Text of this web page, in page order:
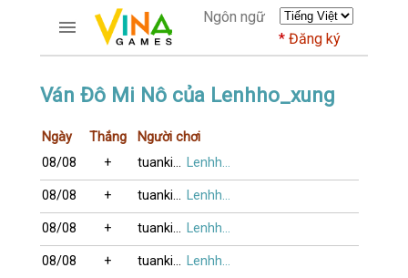
Ngôn ngữ
Đăng ký
TRƯƠNG MỤC
Đăng ký
Thành viên mới
Cách dùng
Hỏi đáp
Người giàu nhất
Ván Đô Mi Nô của Lenhho_xung
Ngày Thắng
Người chơi
08/08
+ tuankim Lenhho_xung
08/08 + tuankim Lenhho_xung
08/08 + tuankim Lenhho_xung
08/08 + tuankim Lenhho_xung